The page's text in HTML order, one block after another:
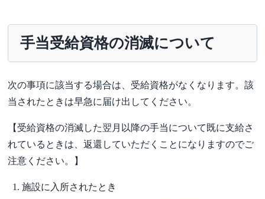
手当受給資格の消滅について
次の事項に該当する場合は、受給資格がなくなります。該
当されたときは早急に届け出してください。
【受給資格の消滅した翌月以降の手当について既に支給さ
れているときは、返還していただくことになりますのでご
注意ください。】
施設に入所されたとき